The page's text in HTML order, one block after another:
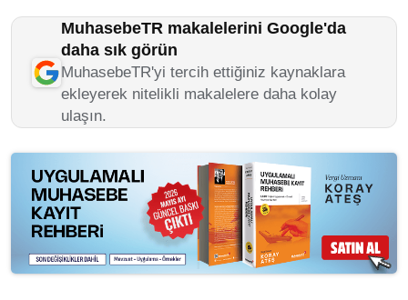
MuhasebeTR makalelerini Google'da
daha sık görün
MuhasebeTR'yi tercih ettiğiniz kaynaklara
ekleyerek nitelikli makalelere daha kolay
ulaşın.